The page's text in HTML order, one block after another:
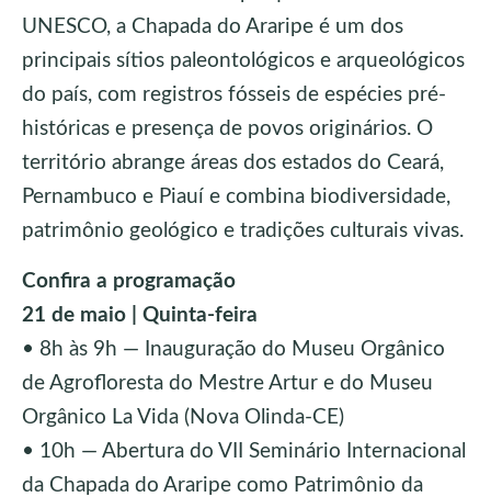
UNESCO, a Chapada do Araripe é um dos
principais sítios paleontológicos e arqueológicos
do país, com registros fósseis de espécies pré-
históricas e presença de povos originários. O
território abrange áreas dos estados do Ceará,
Pernambuco e Piauí e combina biodiversidade,
patrimônio geológico e tradições culturais vivas.
Confira a programação
21 de maio | Quinta-feira
• 8h às 9h — Inauguração do Museu Orgânico
de Agrofloresta do Mestre Artur e do Museu
Orgânico La Vida (Nova Olinda-CE)
• 10h — Abertura do VII Seminário Internacional
da Chapada do Araripe como Patrimônio da